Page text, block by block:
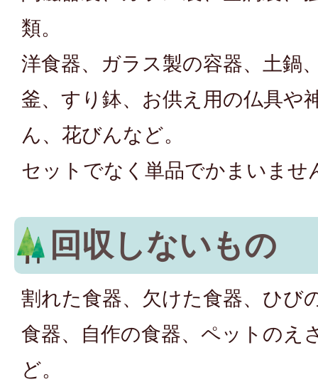
類。
洋食器、ガラス製の容器、土鍋
釜、すり鉢、お供え用の仏具や
ん、花びんなど。
セットでなく単品でかまいませ
回収しないもの
割れた食器、欠けた食器、ひび
食器、自作の食器、ペットのえ
ど。